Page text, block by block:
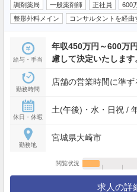
調剤薬局 一般薬剤師 正社員 600
整形外科メイン
コンサルタントを経由
給与・手当
年収450万円～600万
慮して決定いたしま
勤務時間
店舗の営業時間に準ず
休日・休暇
土(午後)・水・日祝 /
勤務地
宮城県大崎市
閲覧状況
求人の詳